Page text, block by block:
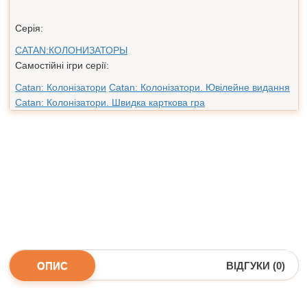
Серія:
CATAN:КОЛОНИЗАТОРЫ
Самостійні ігри серії:
Catan: Колонізатори Catan: Колонізатори. Ювілейне видання
Catan: Колонізатори. Швидка карткова гра
ОПИС ВІДГУКИ (0)